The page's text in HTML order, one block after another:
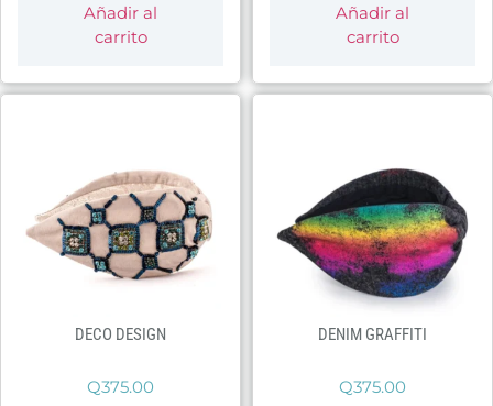
Añadir al
carrito
Añadir al
carrito
DECO DESIGN
Q375.00
DENIM GRAFFITI
Q375.00